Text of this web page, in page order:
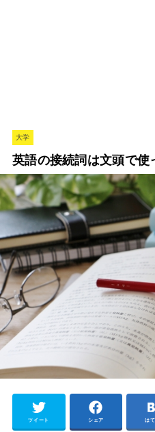
大学
英語の接続詞は文頭で使
ツイート シェア は